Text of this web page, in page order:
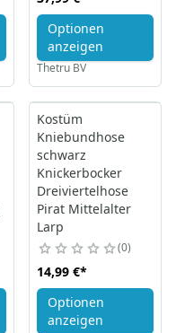
Optionen
anzeigen
Thetru BV
Kostüm
Kniebundhose
schwarz
Knickerbocker
Dreiviertelhose
Pirat Mittelalter
Larp
0
14,99 €*
Optionen
anzeigen